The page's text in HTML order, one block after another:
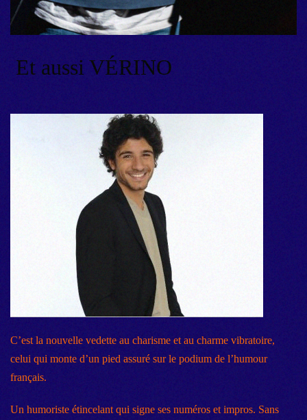
Et aussi VÉRINO
C’est la nouvelle vedette au charisme et au charme vibratoire,
celui qui monte d’un pied assuré sur le podium de l’humour
français.
Un humoriste étincelant qui signe ses numéros et impros. Sans